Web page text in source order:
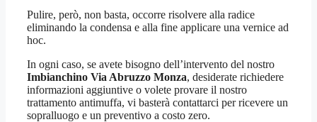
Pulire, però, non basta, occorre risolvere alla radice
eliminando la condensa e alla fine applicare una vernice ad
hoc.
In ogni caso, se avete bisogno dell’intervento del nostro
Imbianchino Via Abruzzo Monza, desiderate richiedere
informazioni aggiuntive o volete provare il nostro
trattamento antimuffa, vi basterà contattarci per ricevere un
sopralluogo e un preventivo a costo zero.